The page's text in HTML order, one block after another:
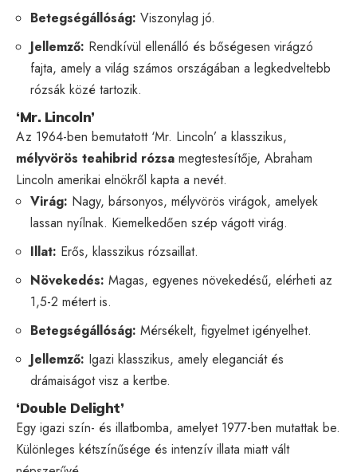
Betegségállóság: Viszonylag jó.
Jellemző: Rendkívül ellenálló és bőségesen virágzó
fajta, amely a világ számos országában a legkedveltebb
rózsák közé tartozik.
‘Mr. Lincoln’
Az 1964-ben bemutatott ‘Mr. Lincoln’ a klasszikus,
mélyvörös teahibrid rózsa megtestesítője, Abraham
Lincoln amerikai elnökről kapta a nevét.
Virág: Nagy, bársonyos, mélyvörös virágok, amelyek
lassan nyílnak. Kiemelkedően szép vágott virág.
Illat: Erős, klasszikus rózsaillat.
Növekedés: Magas, egyenes növekedésű, elérheti az
1,5-2 métert is.
Betegségállóság: Mérsékelt, figyelmet igényelhet.
Jellemző: Igazi klasszikus, amely eleganciát és
drámaiságot visz a kertbe.
‘Double Delight’
Egy igazi szín- és illatbomba, amelyet 1977-ben mutattak be.
Különleges kétszínűsége és intenzív illata miatt vált